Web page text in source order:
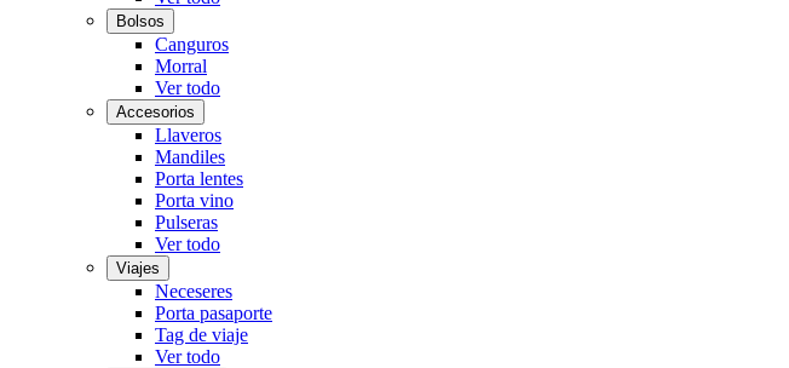
Bolsos
Canguros
Morral
Ver todo
Accesorios
Llaveros
Mandiles
Porta lentes
Porta vino
Pulseras
Ver todo
Viajes
Neceseres
Porta pasaporte
Tag de viaje
Ver todo